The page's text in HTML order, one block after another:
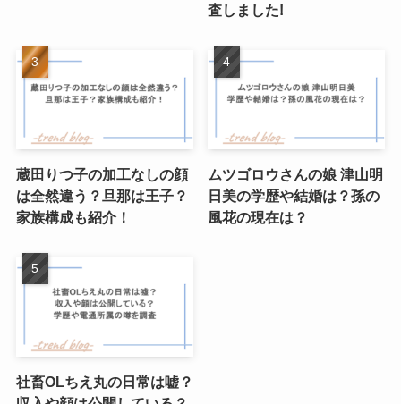
査しました!
蔵田りつ子の加工なしの顔
は全然違う？旦那は王子？
家族構成も紹介！
ムツゴロウさんの娘 津山明
日美の学歴や結婚は？孫の
風花の現在は？
社畜OLちえ丸の日常は嘘？